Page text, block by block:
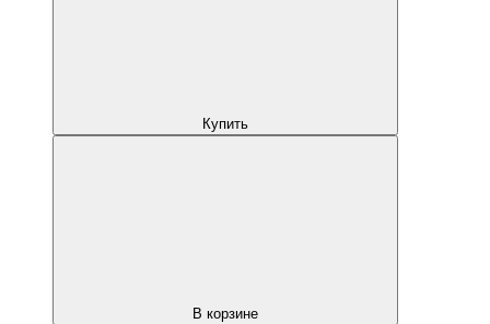
Купить
В корзине